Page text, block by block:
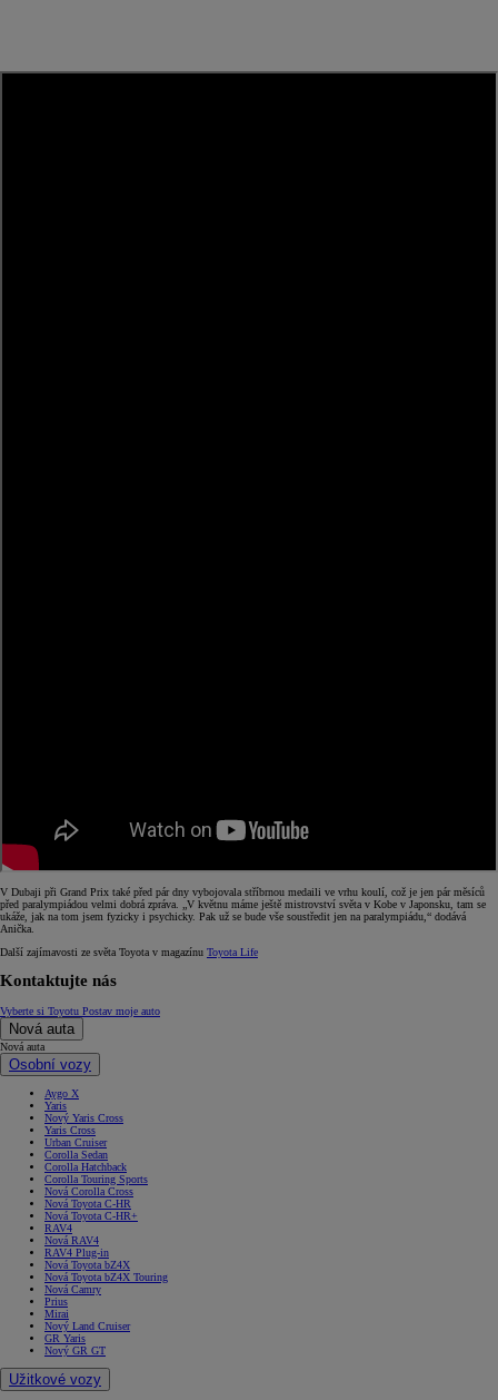
V Dubaji při Grand Prix také před pár dny vybojovala stříbrnou medaili ve vrhu koulí, což je jen pár měsíců
před paralympiádou velmi dobrá zpráva. „V květnu máme ještě mistrovství světa v Kobe v Japonsku, tam se
ukáže, jak na tom jsem fyzicky i psychicky. Pak už se bude vše soustředit jen na paralympiádu,“ dodává
Anička.
Další zajímavosti ze světa Toyota v magazínu Toyota Life
Kontaktujte nás
Vyberte si Toyotu Postav moje auto
Nová auta
Nová auta
Osobní vozy
Aygo X
Yaris
Nový Yaris Cross
Yaris Cross
Urban Cruiser
Corolla Sedan
Corolla Hatchback
Corolla Touring Sports
Nová Corolla Cross
Nová Toyota C-HR
Nová Toyota C-HR+
RAV4
Nová RAV4
RAV4 Plug-in
Nová Toyota bZ4X
Nová Toyota bZ4X Touring
Nová Camry
Prius
Mirai
Nový Land Cruiser
GR Yaris
Nový GR GT
Užitkové vozy